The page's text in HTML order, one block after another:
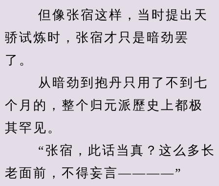
但像张宿这样，当时提出天
骄试炼时，张宿才只是暗劲罢
了。
从暗劲到抱丹只用了不到七
个月的，整个归元派歷史上都极
其罕见。
“张宿，此话当真？这么多长
老面前，不得妄言————”